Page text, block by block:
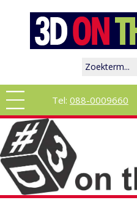
Tel: 088-0009660